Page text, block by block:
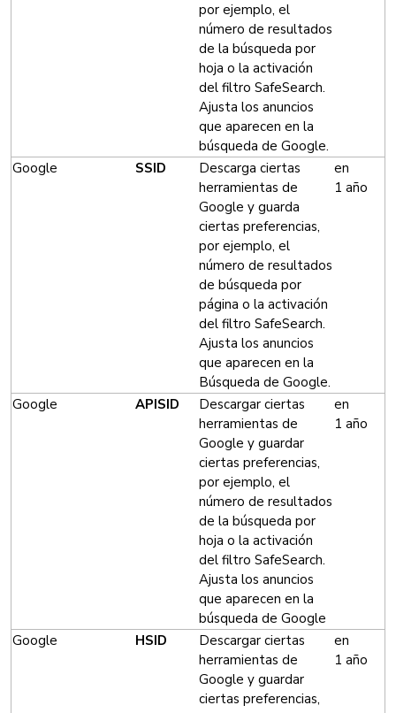
por ejemplo, el
número de resultados
de la búsqueda por
hoja o la activación
del filtro SafeSearch.
Ajusta los anuncios
que aparecen en la
búsqueda de Google.
Google SSID
Descarga ciertas
herramientas de
Google y guarda
ciertas preferencias,
por ejemplo, el
número de resultados
de búsqueda por
página o la activación
del filtro SafeSearch.
Ajusta los anuncios
que aparecen en la
Búsqueda de Google.
en
1 año
Google APISID
Descargar ciertas
herramientas de
Google y guardar
ciertas preferencias,
por ejemplo, el
número de resultados
de la búsqueda por
hoja o la activación
del filtro SafeSearch.
Ajusta los anuncios
que aparecen en la
búsqueda de Google
en
1 año
Google HSID
Descargar ciertas
herramientas de
Google y guardar
ciertas preferencias,
en
1 año